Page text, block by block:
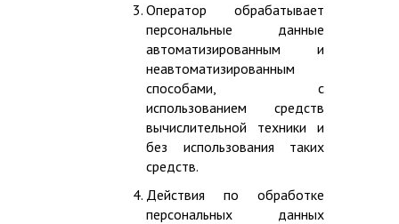
Оператор обрабатывает
персональные данные
автоматизированным и
неавтоматизированным
способами, с
использованием средств
вычислительной техники и
без использования таких
средств.
Действия по обработке
персональных данных